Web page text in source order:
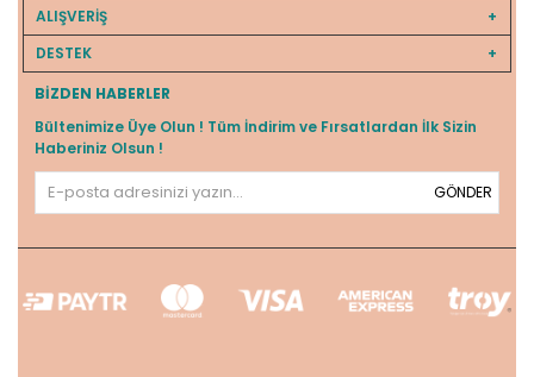
ALIŞVERİŞ
DESTEK
BIZDEN HABERLER
Bültenimize Üye Olun ! Tüm İndirim ve Fırsatlardan İlk Sizin
Haberiniz Olsun !
GÖNDER